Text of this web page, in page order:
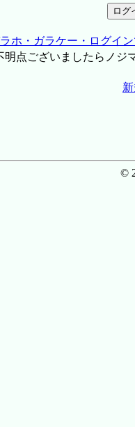
ホ・ガラケー・ログイ
点ございましたらノジ
©